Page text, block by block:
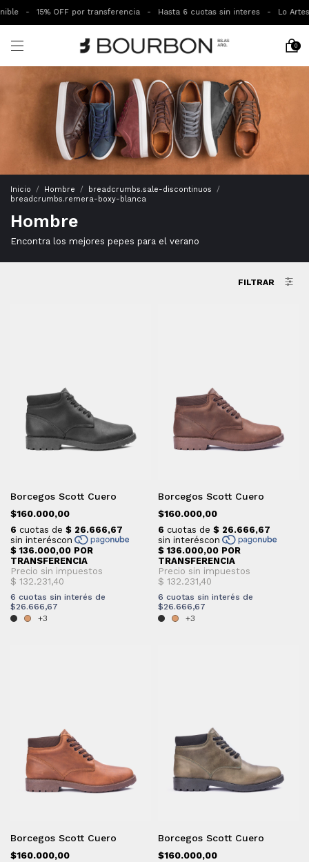
OFF por transferencia - Hasta 6 cuotas sin interes - Lo Artesanal -
0
Inicio / Hombre / breadcrumbs.sale-discontinuos
/
breadcrumbs.remera-boxy-blanca
Hombre
Encontra los mejores pepes para el verano
FILTRAR
Borcegos Scott Cuero
$160.000,00
6 cuotas sin interés de
$26.666,67
+3
Borcegos Scott Cuero
$160.000,00
6 cuotas sin interés de
$26.666,67
+3
Borcegos Scott Cuero
$160.000,00
Borcegos Scott Cuero
$160.000,00